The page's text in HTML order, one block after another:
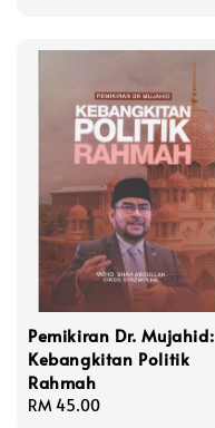
Pemikiran Dr. Mujahid:
Kebangkitan Politik
Rahmah
Regular
RM 45.00